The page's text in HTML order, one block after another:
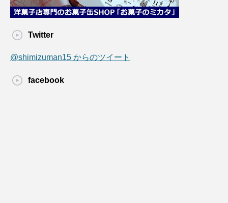
Twitter
@shimizuman15 からのツイート
facebook